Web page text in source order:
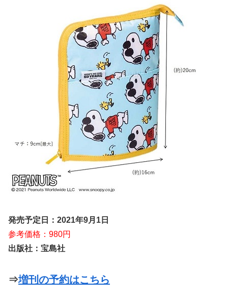
発売予定日：2021年9月1日
参考価格：980円
出版社：宝島社
⇒増刊の予約はこちら